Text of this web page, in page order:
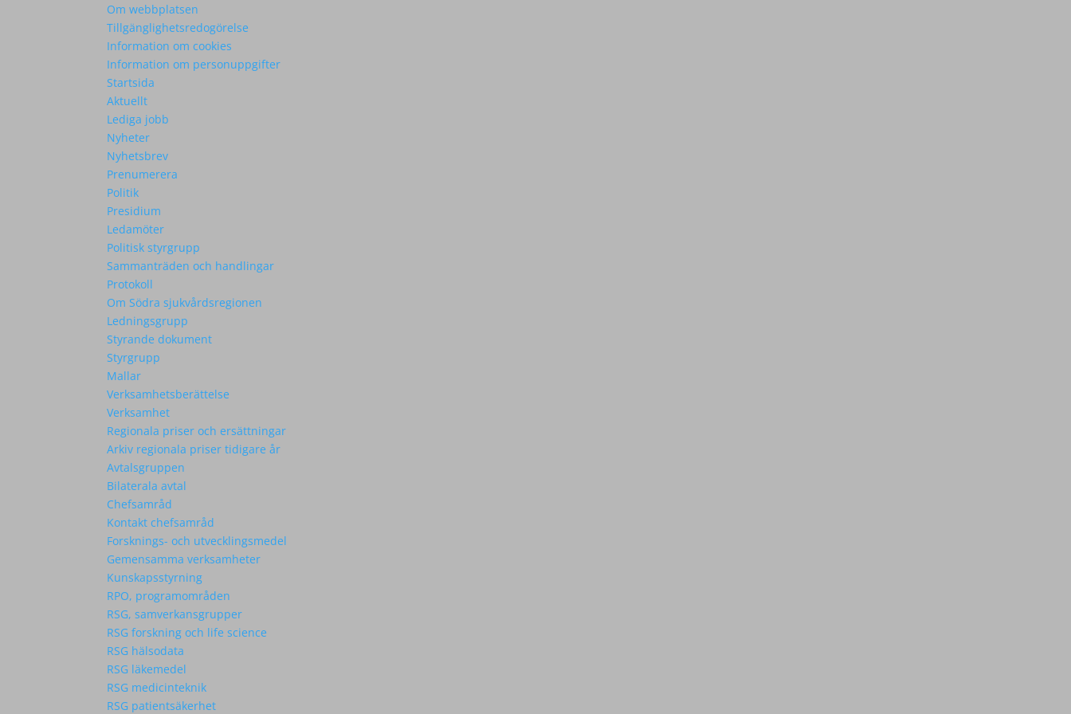
Om webbplatsen
Tillgänglighetsredogörelse
Information om cookies
Information om personuppgifter
Startsida
Aktuellt
Lediga jobb
Nyheter
Nyhetsbrev
Prenumerera
Politik
Presidium
Ledamöter
Politisk styrgrupp
Sammanträden och handlingar
Protokoll
Om Södra sjukvårdsregionen
Ledningsgrupp
Styrande dokument
Styrgrupp
Mallar
Verksamhetsberättelse
Verksamhet
Regionala priser och ersättningar
Arkiv regionala priser tidigare år
Avtalsgruppen
Bilaterala avtal
Chefsamråd
Kontakt chefsamråd
Forsknings- och utvecklingsmedel
Gemensamma verksamheter
Kunskapsstyrning
RPO, programområden
RSG, samverkansgrupper
RSG forskning och life science
RSG hälsodata
RSG läkemedel
RSG medicinteknik
RSG patientsäkerhet